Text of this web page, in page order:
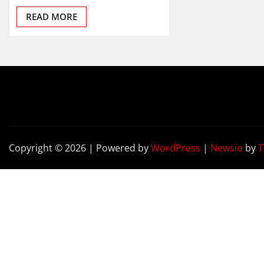
READ MORE
Copyright © 2026 | Powered byWordPress | Newsio by